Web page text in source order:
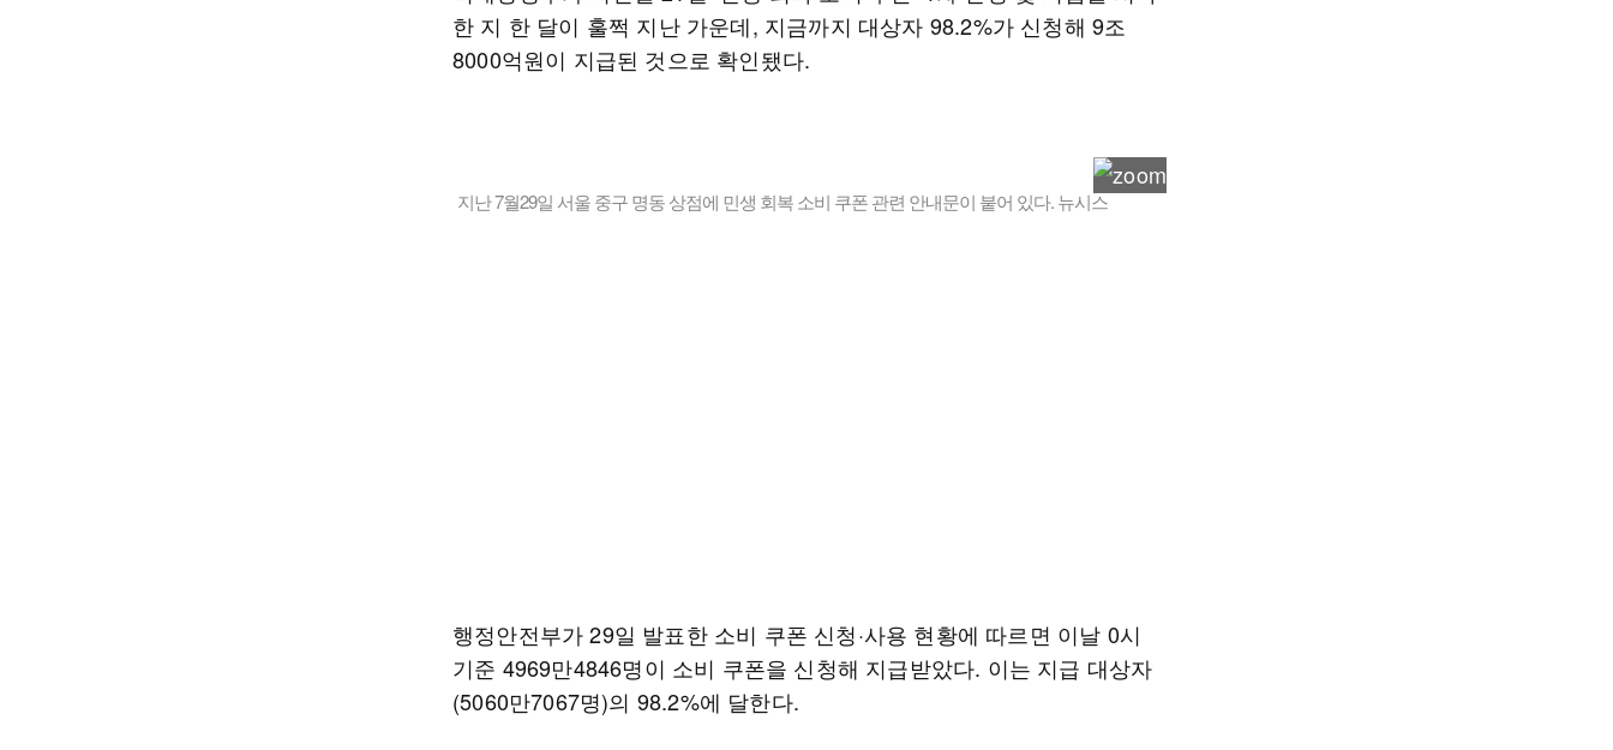
한 지 한 달이 훌쩍 지난 가운데, 지금까지 대상자 98.2%가 신청해 9조
8000억원이 지급된 것으로 확인됐다.
지난 7월29일 서울 중구 명동 상점에 민생 회복 소비 쿠폰 관련 안내문이 붙어 있다. 뉴시스
행정안전부가 29일 발표한 소비 쿠폰 신청·사용 현황에 따르면 이날 0시
기준 4969만4846명이 소비 쿠폰을 신청해 지급받았다. 이는 지급 대상자
(5060만7067명)의 98.2%에 달한다.